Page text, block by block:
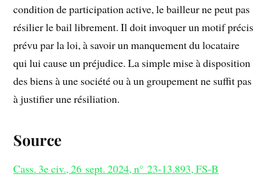
condition de participation active, le bailleur ne peut pas
résilier le bail librement. Il doit invoquer un motif précis
prévu par la loi, à savoir un manquement du locataire
qui lui cause un préjudice. La simple mise à disposition
des biens à une société ou à un groupement ne suffit pas
à justifier une résiliation.
Source
Cass. 3e civ., 26 sept. 2024, n° 23-13.893, FS-B